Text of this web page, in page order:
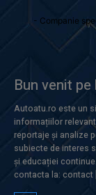
- Companie
Bun venit
Autoatu.ro este un
informațiilor
reportaje și analize
subiecte de interes
și educației
contacta la: contact